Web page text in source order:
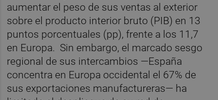
aumentar el peso de sus ventas al exterior
sobre el producto interior bruto (PIB) en 13
puntos porcentuales (pp), frente a los 11,7
en Europa. Sin embargo, el marcado sesgo
regional de sus intercambios —España
concentra en Europa occidental el 67% de
sus exportaciones manufactureras— ha